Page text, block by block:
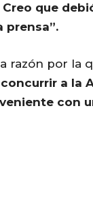
que
prensa”.
razón por la
a la
con